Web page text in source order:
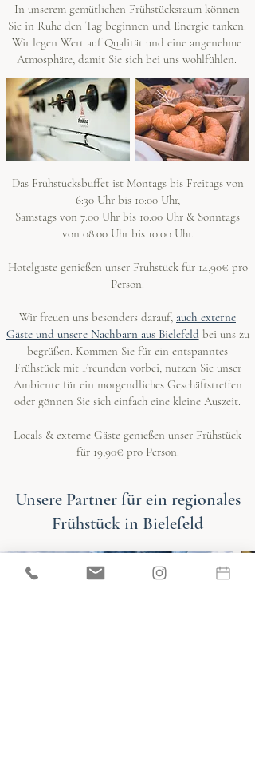
In unserem gemütlichen Frühstücksraum können
Sie in Ruhe den Tag beginnen und Energie tanken.
Wir legen Wert auf Qualität und eine angenehme
Atmosphäre, damit Sie sich bei uns wohlfühlen.
Das Frühstücksbuffet ist Montags bis Freitags von
6:30 Uhr bis 10:00 Uhr,
Samstags von 7:00 Uhr bis 10:00 Uhr & Sonntags
von 08.00 Uhr bis 10.00 Uhr.
Hotelgäste genießen unser Frühstück für 14,90€ pro
Person.
Wir freuen uns besonders darauf, auch externe
Gäste und unsere Nachbarn aus Bielefeldbei uns zu
begrüßen. Kommen Sie für ein entspanntes
Frühstück mit Freunden vorbei, nutzen Sie unser
Ambiente für ein morgendliches Geschäftstreffen
oder gönnen Sie sich einfach eine kleine Auszeit.
Locals & externe Gäste genießen unser Frühstück
für 19,90€ pro Person.
Unsere Partner für ein regionales
Frühstück in Bielefeld